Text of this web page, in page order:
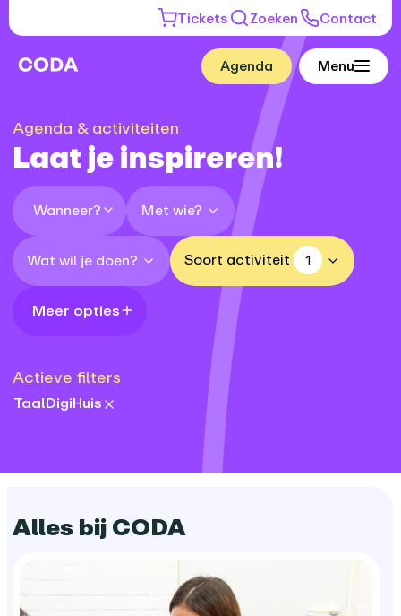
Tickets Zoeken Contact
Agenda Menu
Agenda & activiteiten
Laat je inspireren!
Wanneer? Met wie?
Wat wil je doen? Soort activiteit 1
Meer opties
Actieve filters
eventType:
TaalDigiHuis
Alles bij CODA